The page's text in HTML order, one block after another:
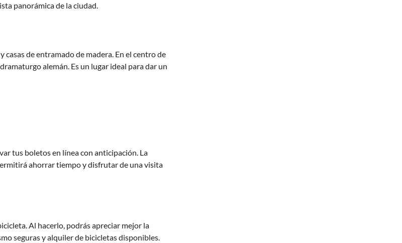
panorámica de la ciudad.
de entramado de madera. En el centro de
alemán. Es un lugar ideal para dar un
tus boletos en línea con anticipación. La
ahorrar tiempo y disfrutar de una visita
Al hacerlo, podrás apreciar mejor la
seguras y alquiler de bicicletas disponibles.